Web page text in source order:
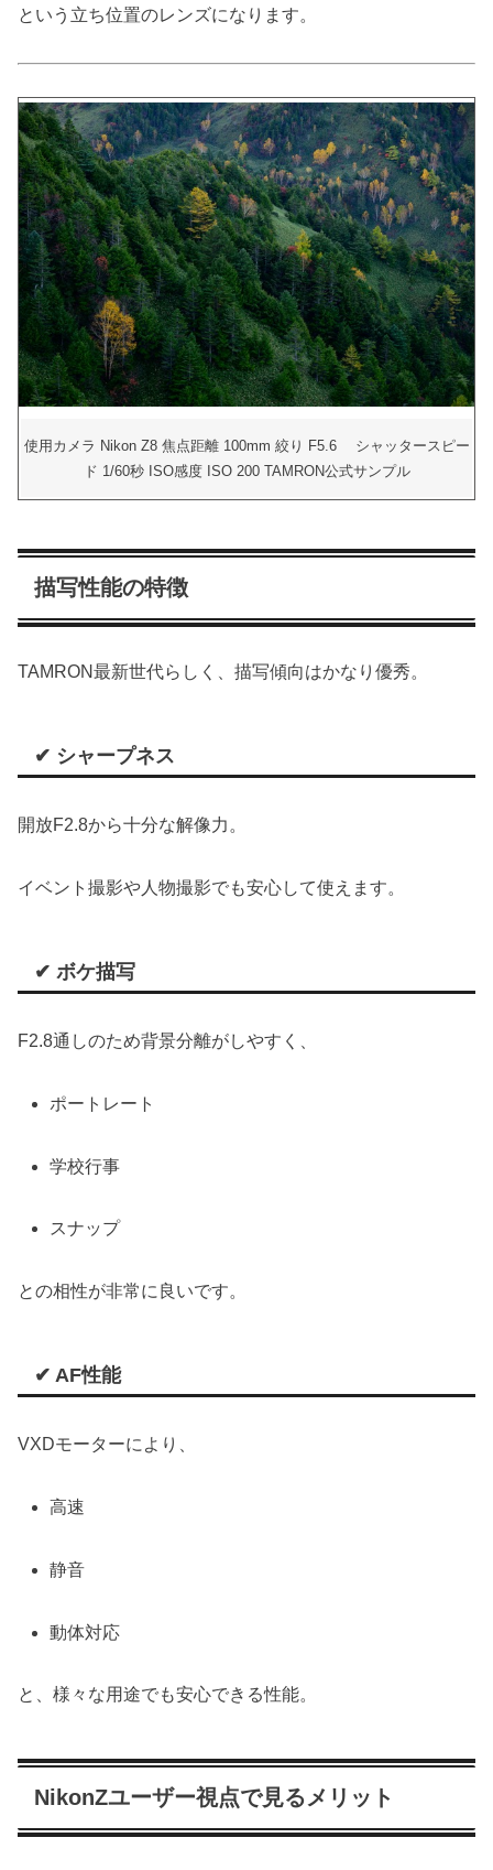
という立ち位置のレンズになります。
使用カメラ Nikon Z8 焦点距離 100mm 絞り F5.6 シャッタースピー
ド 1/60秒 ISO感度 ISO 200 TAMRON公式サンプル
描写性能の特徴
TAMRON最新世代らしく、描写傾向はかなり優秀。
✔ シャープネス
開放F2.8から十分な解像力。
イベント撮影や人物撮影でも安心して使えます。
✔ ボケ描写
F2.8通しのため背景分離がしやすく、
ポートレート
学校行事
スナップ
との相性が非常に良いです。
✔ AF性能
VXDモーターにより、
高速
静音
動体対応
と、様々な用途でも安心できる性能。
NikonZユーザー視点で見るメリット